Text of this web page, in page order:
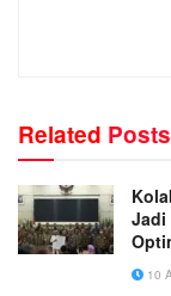
Related Posts
Jadi
10